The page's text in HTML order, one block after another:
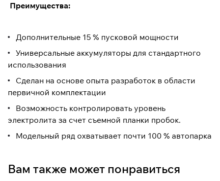
Преимущества:
Дополнительные 15 % пусковой мощности
Универсальные аккумуляторы для стандартного
использования
Сделан на основе опыта разработок в области
первичной комплектации
Возможность контролировать уровень
электролита за счет съемной планки пробок.
Модельный ряд охватывает почти 100 % автопарка
Вам также может понравиться